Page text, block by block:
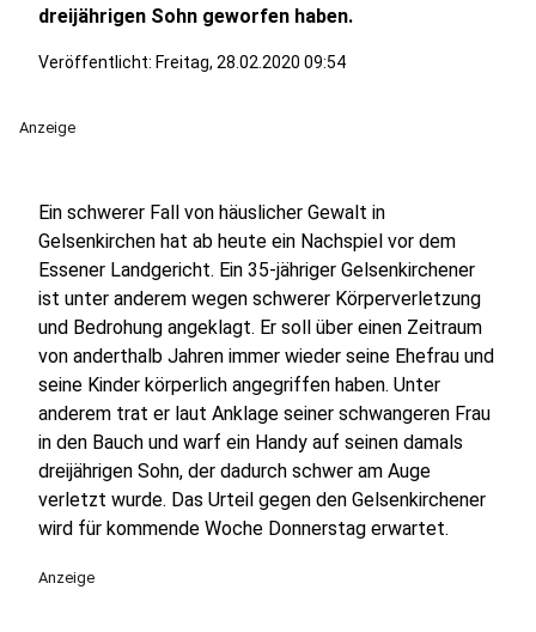
dreijährigen Sohn geworfen haben.
Veröffentlicht: Freitag, 28.02.2020 09:54
Anzeige
Ein schwerer Fall von häuslicher Gewalt in
Gelsenkirchen hat ab heute ein Nachspiel vor dem
Essener Landgericht. Ein 35-jähriger Gelsenkirchener
ist unter anderem wegen schwerer Körperverletzung
und Bedrohung angeklagt. Er soll über einen Zeitraum
von anderthalb Jahren immer wieder seine Ehefrau und
seine Kinder körperlich angegriffen haben. Unter
anderem trat er laut Anklage seiner schwangeren Frau
in den Bauch und warf ein Handy auf seinen damals
dreijährigen Sohn, der dadurch schwer am Auge
verletzt wurde. Das Urteil gegen den Gelsenkirchener
wird für kommende Woche Donnerstag erwartet.
Anzeige